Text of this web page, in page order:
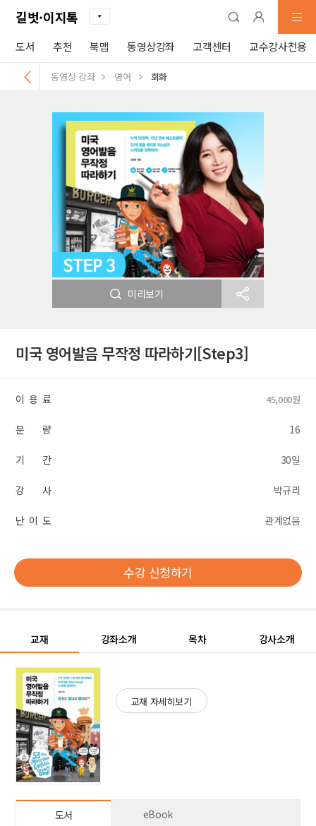
길벗·이지톡
도서 추천 북맵 동영상강좌 고객센터 교수강사전용
동영상 강좌 영어 회화
미리보기
미국 영어발음 무작정 따라하기[Step3]
이 용 료 45,000원
분 량 16
기 간 30일
강 사 박규리
난 이 도 관계없음
수강 신청하기
교재 강좌소개 목차 강사소개
교재 자세히보기
도서 eBook